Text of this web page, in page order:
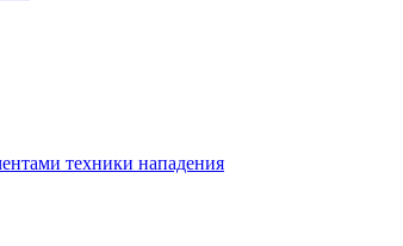
техники нападения